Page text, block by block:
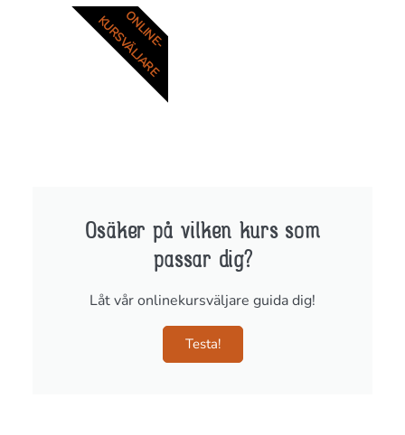
Osäker på vilken kurs som
passar dig?
Låt vår onlinekursväljare guida dig!
Testa!
ONLINE-
KURSVÄLJARE